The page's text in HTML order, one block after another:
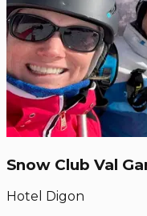
Snow Club Val
Hotel Digon